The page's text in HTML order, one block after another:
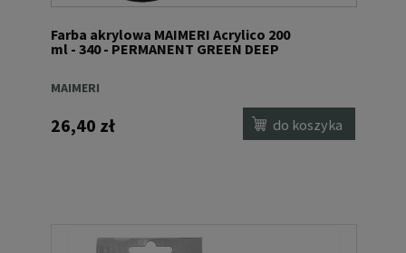
Farba akrylowa MAIMERI Acrylico 200
ml - 340 - PERMANENT GREEN DEEP
MAIMERI
26,40 zł do koszyka